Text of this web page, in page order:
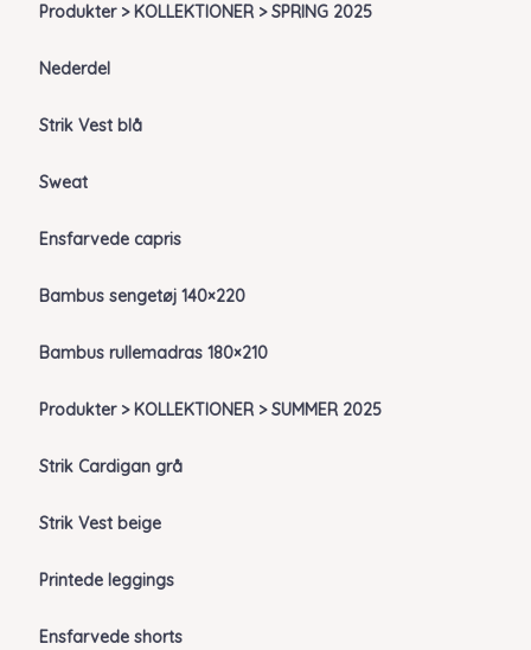
Produkter > KOLLEKTIONER > SPRING 2025
Nederdel
Strik Vest blå
Sweat
Ensfarvede capris
Bambus sengetøj 140×220
Bambus rullemadras 180×210
Produkter > KOLLEKTIONER > SUMMER 2025
Strik Cardigan grå
Strik Vest beige
Printede leggings
Ensfarvede shorts